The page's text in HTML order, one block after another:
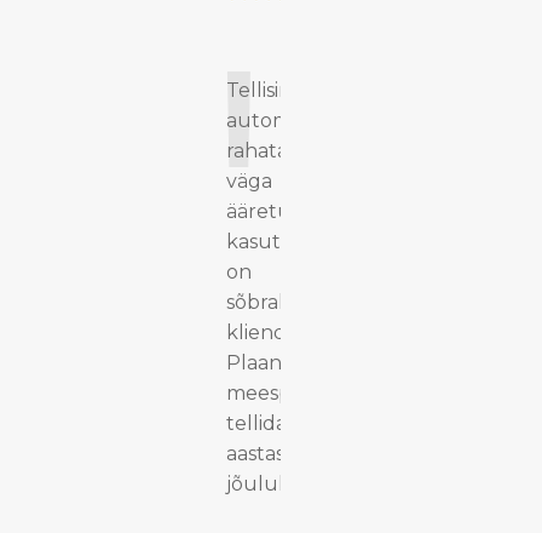
Tellisin
automaatse
rahatasku ja olen
väga rahul,
ääretult mugav
kasutada. Lisaks
on teil väga
sõbrallik
klienditeenindus!
Plaanin enda
meesperele
tellida siit ka selle
aastased
jõulukingitused.